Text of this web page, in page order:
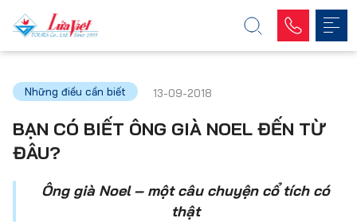
Những điều cần biết 13-09-2018
BẠN CÓ BIẾT ÔNG GIÀ NOEL ĐẾN TỪ
ĐÂU?
Ông già Noel – một câu chuyện cổ tích có
thật